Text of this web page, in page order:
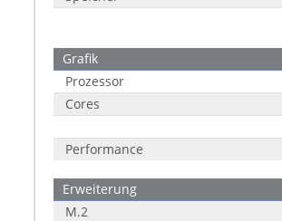
Grafik
Prozessor
Cores
Performance
Erweiterung
M.2